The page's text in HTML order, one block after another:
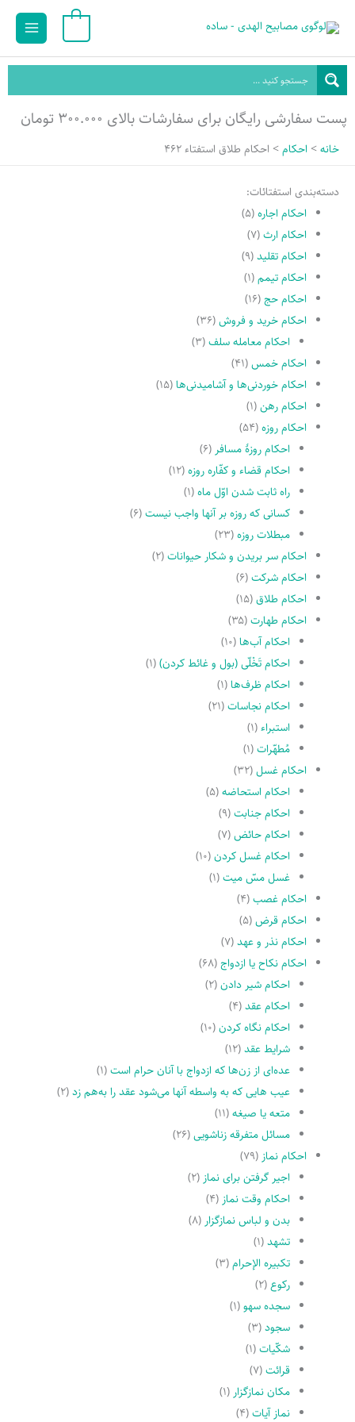
محتوا
Main
پست سفارشی رایگان برای سفارشات بالای ۳۰۰.۰۰۰ تومان
خانه احکام احکام طلاق استفتاء 462
دسته‌بندی استفتائات:
احکام اجاره(۵)
احکام ارث(۷)
احکام تقلید(۹)
احکام تیمم(۱)
احکام حج(۱۶)
احکام خرید و فروش(۳۶)
احکام معامله سلف(۳)
احکام خمس(۴۱)
احکام خوردنی‌ها و آشامیدنی‌ها(۱۵)
احکام رهن(۱)
احکام روزه(۵۴)
احکام روزۀ مسافر (۶)
احکام قضاء و کفّاره روزه(۱۲)
راه ثابت شدن اوّل ماه(۱)
کسانى که روزه بر آنها واجب نیست(۶)
مبطلات روزه(۲۳)
احکام سر بریدن و شکار حیوانات(۲)
احکام شرکت(۶)
احکام طلاق(۱۵)
احکام طهارت(۳۵)
احکام آب‌ها(۱۰)
احکام تَخْلّى (بول و غائط کردن)(۱)
احکام ظرف‌ها(۱)
احکام نجاسات(۲۱)
استبراء(۱)
مُطهّرات(۱)
احکام غسل(۳۲)
احکام استحاضه(۵)
احکام جنابت(۹)
احکام حائض(۷)
احکام غسل کردن(۱۰)
غسل مسّ میت(۱)
احکام غصب(۴)
احکام قرض(۵)
احکام نذر و عهد(۷)
احکام نکاح یا ازدواج(۶۸)
احکام شیر دادن(۲)
احکام عقد(۴)
احکام نگاه کردن(۱۰)
شرایط عقد(۱۲)
عده‌اى از زن‌ها که ازدواج با آنان حرام است(۱)
عیب هایى که به واسطه آنها مى‌شود عقد را به‌هم زد(۲)
متعه یا صیغه(۱۱)
مسائل متفرقه زناشویى(۲۶)
احکام نماز (۷۹)
اجیر گرفتن براى نماز (۲)
احکام وقت نماز (۴)
بدن و لباس نمازگزار (۸)
تشهد(۱)
تکبیره الإحرام(۳)
رکوع(۲)
سجده سهو(۱)
سجود(۳)
شکّیات(۱)
قرائت(۷)
مکان نمازگزار (۱)
نماز آیات(۴)